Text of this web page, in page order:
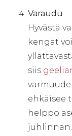
Varaudu
Hyvästä
kengät
siis
ehkäisee
helppo
juhlinnan.